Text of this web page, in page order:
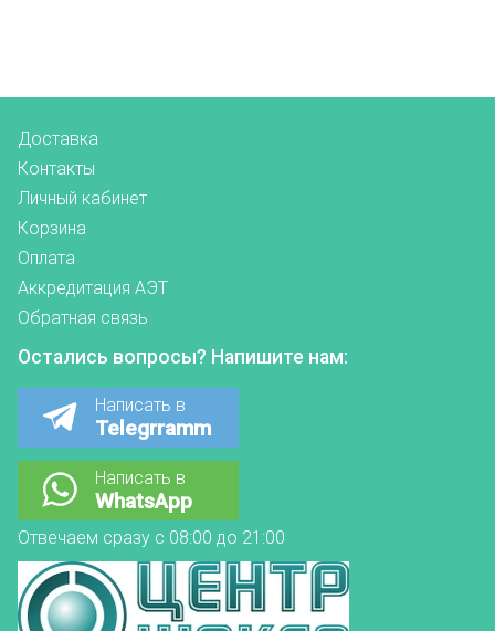
Доставка
Контакты
Личный кабинет
Корзина
Оплата
Аккредитация АЭТ
Обратная связь
Остались вопросы? Напишите нам:
Написать в
Telegrramm
Написать в
WhatsApp
Отвечаем сразу с 08:00 до 21:00